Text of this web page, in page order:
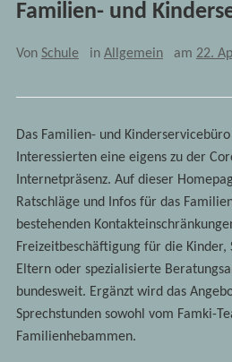
Familien- und
Von Schule in Allgemein am 22.
Das Familien- und
Interessierten eine eigens zu der
Internetpräsenz. Auf dieser
Ratschläge und Infos für das
bestehenden
Freizeitbeschäftigung für die
Eltern oder spezialisierte
bundesweit. Ergänzt wird das
Sprechstunden sowohl vom Famki-
Familienhebammen.